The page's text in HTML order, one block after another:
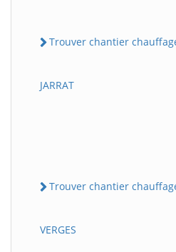
Trouver chantier
JARRAT
Trouver chantier
VERGES